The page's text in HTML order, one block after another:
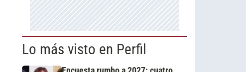
Lo más visto en Perfil